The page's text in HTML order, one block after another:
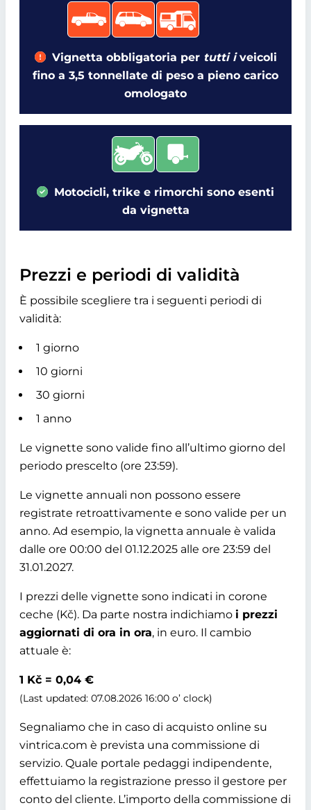
Vignetta obbligatoria per tutti iveicoli
fino a 3,5 tonnellate di peso a pieno carico
omologato
Motocicli, trike e rimorchi sono esenti
da vignetta
Prezzi e periodi di validità
È possibile scegliere tra i seguenti periodi di
validità:
1 giorno
10 giorni
30 giorni
1 anno
Le vignette sono valide fino all’ultimo giorno del
periodo prescelto (ore 23:59).
Le vignette annuali non possono essere
registrate retroattivamente e sono valide per un
anno. Ad esempio, la vignetta annuale è valida
dalle ore 00:00 del 01.12.2025 alle ore 23:59 del
31.01.2027.
I prezzi delle vignette sono indicati in corone
ceche (Kč). Da parte nostra indichiamo i prezzi
aggiornati di ora in ora, in euro. Il cambio
attuale è:
1 Kč = 0,04 €
(Last updated: 07.08.2026 16:00 o’ clock)
Segnaliamo che in caso di acquisto online su
vintrica.com è prevista una commissione di
servizio. Quale portale pedaggi indipendente,
effettuiamo la registrazione presso il gestore per
conto del cliente. L’importo della commissione di